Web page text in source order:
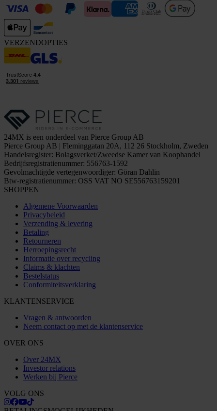
VERZENDOPTIES
24MX is een onderdeel van Pierce Group AB
Pierce Group AB | Fleminggatan 20A, 112 26 Stockholm, Zweden
Handelsregister: Bolagsverket/Zweedse Kamer van Koophandel
Bedrijfsregistratienummer: 556763-1592
Gevolmachtigde vertegenwoordiger: Göran Dahlin
Btw-registratienummer: OSS VAT NO SE556763159201
SHOPPEN
Algemene Voorwaarden
Privacybeleid
Verzending & levering
Betaling
Retourneren
Herroepingsrecht
Informatie over recycling
Claims & klachten
Bestelstatus
Conformiteitsverklaring
KLANTENSERVICE
Vragen & antwoorden
Neem contact op met de klantenservice
OVER ONS
Over 24MX
Investor relations
Werken bij Pierce
VOLG ONS